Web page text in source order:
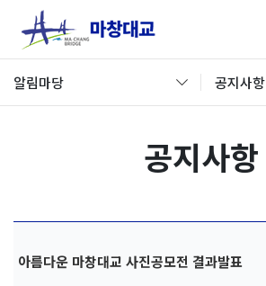
알림마당 공지사항
공지사항
아름다운 마창대교 사진공모전 결과발표